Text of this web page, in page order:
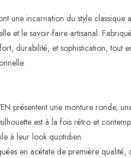
une incarnation du style
et le savoir-faire artisanal.
durabilité, et sophistication, tout
présentent une monture ronde,
est à la fois rétro et
à leur look quotidien.
en acétate de première qualité,